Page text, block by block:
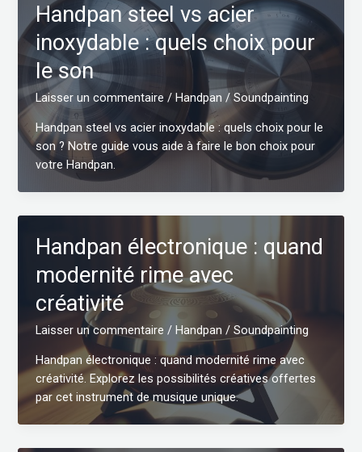
Handpan steel vs acier
inoxydable : quels choix pour
le son
Laisser un commentaire /Handpan /Soundpainting
Handpan steel vs acier inoxydable : quels choix pour le
son ? Notre guide vous aide à faire le bon choix pour
votre Handpan.
Handpan électronique : quand
modernité rime avec
créativité
Laisser un commentaire /Handpan /Soundpainting
Handpan électronique : quand modernité rime avec
créativité. Explorez les possibilités créatives offertes
par cet instrument de musique unique.